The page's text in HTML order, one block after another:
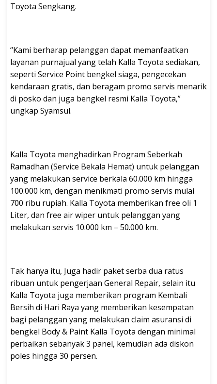
Toyota Sengkang.
“Kami berharap pelanggan dapat memanfaatkan
layanan purnajual yang telah Kalla Toyota sediakan,
seperti Service Point bengkel siaga, pengecekan
kendaraan gratis, dan beragam promo servis menarik
di posko dan juga bengkel resmi Kalla Toyota,”
ungkap Syamsul.
Kalla Toyota menghadirkan Program Seberkah
Ramadhan (Service Bekala Hemat) untuk pelanggan
yang melakukan service berkala 60.000 km hingga
100.000 km, dengan menikmati promo servis mulai
700 ribu rupiah. Kalla Toyota memberikan free oli 1
Liter, dan free air wiper untuk pelanggan yang
melakukan servis 10.000 km – 50.000 km.
Tak hanya itu, Juga hadir paket serba dua ratus
ribuan untuk pengerjaan General Repair, selain itu
Kalla Toyota juga memberikan program Kembali
Bersih di Hari Raya yang memberikan kesempatan
bagi pelanggan yang melakukan claim asuransi di
bengkel Body & Paint Kalla Toyota dengan minimal
perbaikan sebanyak 3 panel, kemudian ada diskon
poles hingga 30 persen.